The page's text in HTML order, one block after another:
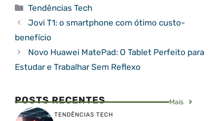
Categorias
Tendências Tech
Jovi T1: o smartphone com ótimo custo-
benefício
Novo Huawei MatePad: O Tablet Perfeito para
Estudar e Trabalhar Sem Reflexo
POSTS RECENTES Mais
TENDÊNCIAS TECH